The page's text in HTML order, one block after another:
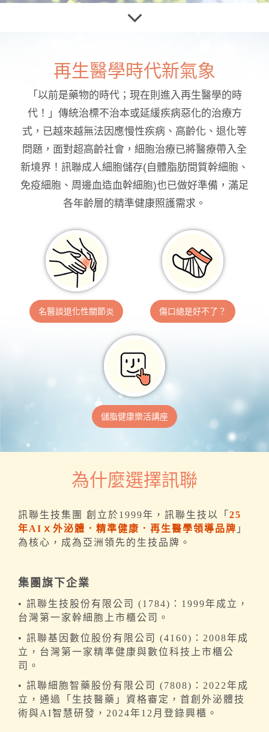
為什麼選擇訊聯
訊聯生技集團 創立於1999年，訊聯生技以「 25
年AIｘ外泌體．精準健康．再生醫學領導品牌 」
為核心，成為亞洲領先的生技品牌。
集團旗下企業
• 訊聯生技股份有限公司 (1784)：1999年成立，
台灣第一家幹細胞上市櫃公司。
• 訊聯基因數位股份有限公司 (4160)：2008年成
立，台灣第一家精準健康與數位科技上市櫃公
司。
• 訊聯細胞智藥股份有限公司 (7808)：2022年成
立，通過「生技醫藥」資格審定，首創外泌體技
術與AI智慧研發，2024年12月登錄興櫃。
再生醫學時代新氣象
「以前是藥物的時代；現在則進入再生醫學的時
代！」傳統治標不治本或延緩疾病惡化的治療方
式，已越來越無法因應慢性疾病、高齡化、退化等
問題，面對超高齡社會，細胞治療已將醫療帶入全
新境界！訊聯成人細胞儲存(自體脂肪間質幹細胞、
免疫細胞、周邊血造血幹細胞)也已做好準備，滿足
各年齡層的精準健康照護需求。
名醫談退化性關節炎 傷口總是好不了？
儲脂健康樂活講座